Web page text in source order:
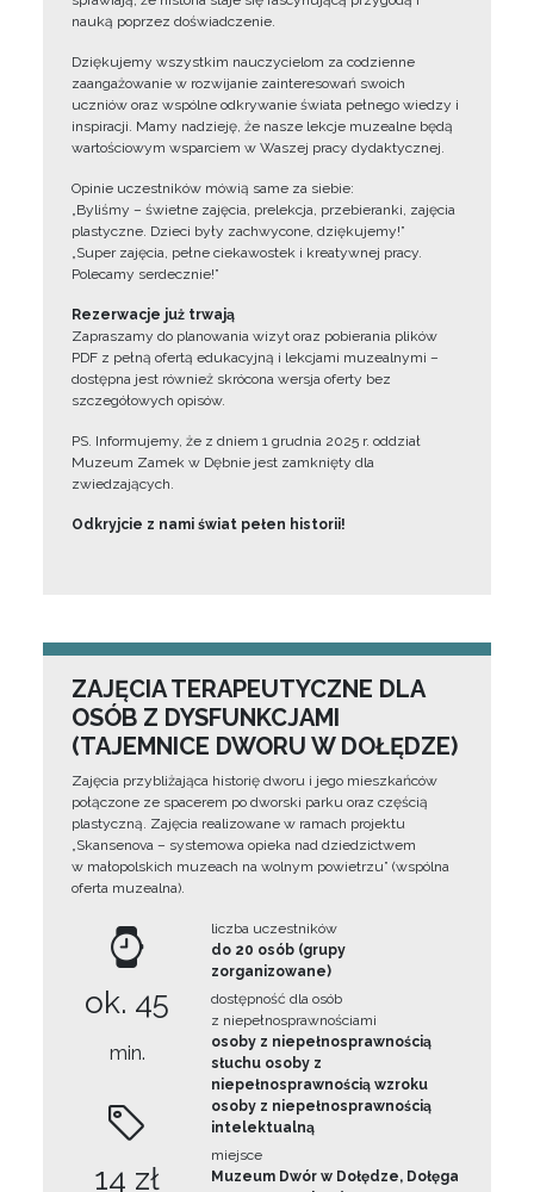
nauką poprzez doświadczenie.
Dziękujemy wszystkim nauczycielom za codzienne
zaangażowanie w rozwijanie zainteresowań swoich
uczniów oraz wspólne odkrywanie świata pełnego wiedzy i
inspiracji. Mamy nadzieję, że nasze lekcje muzealne będą
wartościowym wsparciem w Waszej pracy dydaktycznej.
Opinie uczestników mówią same za siebie:
„Byliśmy – świetne zajęcia, prelekcja, przebieranki, zajęcia
plastyczne. Dzieci były zachwycone, dziękujemy!”
„Super zajęcia, pełne ciekawostek i kreatywnej pracy.
Polecamy serdecznie!”
Rezerwacje już trwają
Zapraszamy do planowania wizyt oraz pobierania plików
PDF z pełną ofertą edukacyjną i lekcjami muzealnymi –
dostępna jest również skrócona wersja oferty bez
szczegółowych opisów.
PS. Informujemy, że z dniem 1 grudnia 2025 r. oddział
Muzeum Zamek w Dębnie jest zamknięty dla
zwiedzających.
Odkryjcie z nami świat pełen historii!
ZAJĘCIA TERAPEUTYCZNE DLA
OSÓB Z DYSFUNKCJAMI
(TAJEMNICE DWORU W DOŁĘDZE)
Zajęcia przybliżająca historię dworu i jego mieszkańców
połączone ze spacerem po dworski parku oraz częścią
plastyczną. Zajęcia realizowane w ramach projektu
„Skansenova – systemowa opieka nad dziedzictwem
w małopolskich muzeach na wolnym powietrzu” (wspólna
oferta muzealna).
ok. 45
min.
14 zł
liczba uczestników
do 20 osób (grupy
zorganizowane)
dostępność dla osób
z niepełnosprawnościami
osoby z niepełnosprawnością
słuchu osoby z
niepełnosprawnością wzroku
osoby z niepełnosprawnością
intelektualną
miejsce
Muzeum Dwór w Dołędze, Dołęga